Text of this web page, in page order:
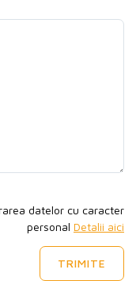
datelor cu caracter
personal Detalii aici
TRIMITE